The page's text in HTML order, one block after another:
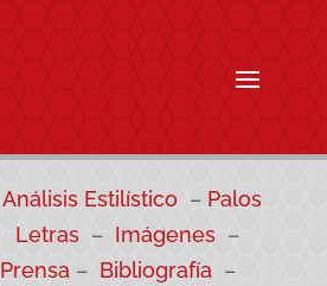
Análisis Estilístico – Palos
Letras – Imágenes –
Prensa – Bibliografía –